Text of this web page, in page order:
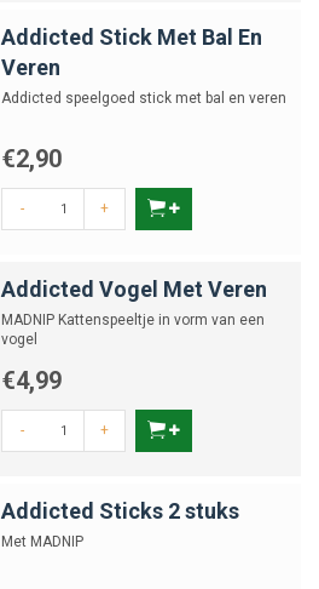
Addicted Stick Met Bal En
Veren
Addicted speelgoed stick met bal en veren
€2,90
- +
Addicted Vogel Met Veren
MADNIP Kattenspeeltje in vorm van een
vogel
€4,99
- +
Addicted Sticks 2 stuks
Met MADNIP